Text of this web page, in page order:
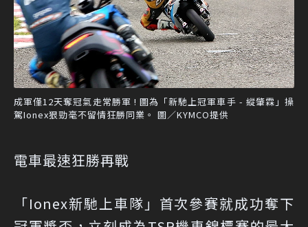
成軍僅12天奪冠氣走常勝軍 ! 圖為「新馳上冠軍車手 - 縱肇霖」操
駕Ionex狠勁毫不留情狂勝同業。 圖／KYMCO提供
電車最速狂勝再戰
「Ionex新馳上車隊」首次參賽就成功奪下